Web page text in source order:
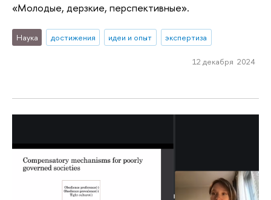
«Молодые, дерзкие, перспективные».
Наука достижения идеи и опыт экспертиза
12 декабря 2024